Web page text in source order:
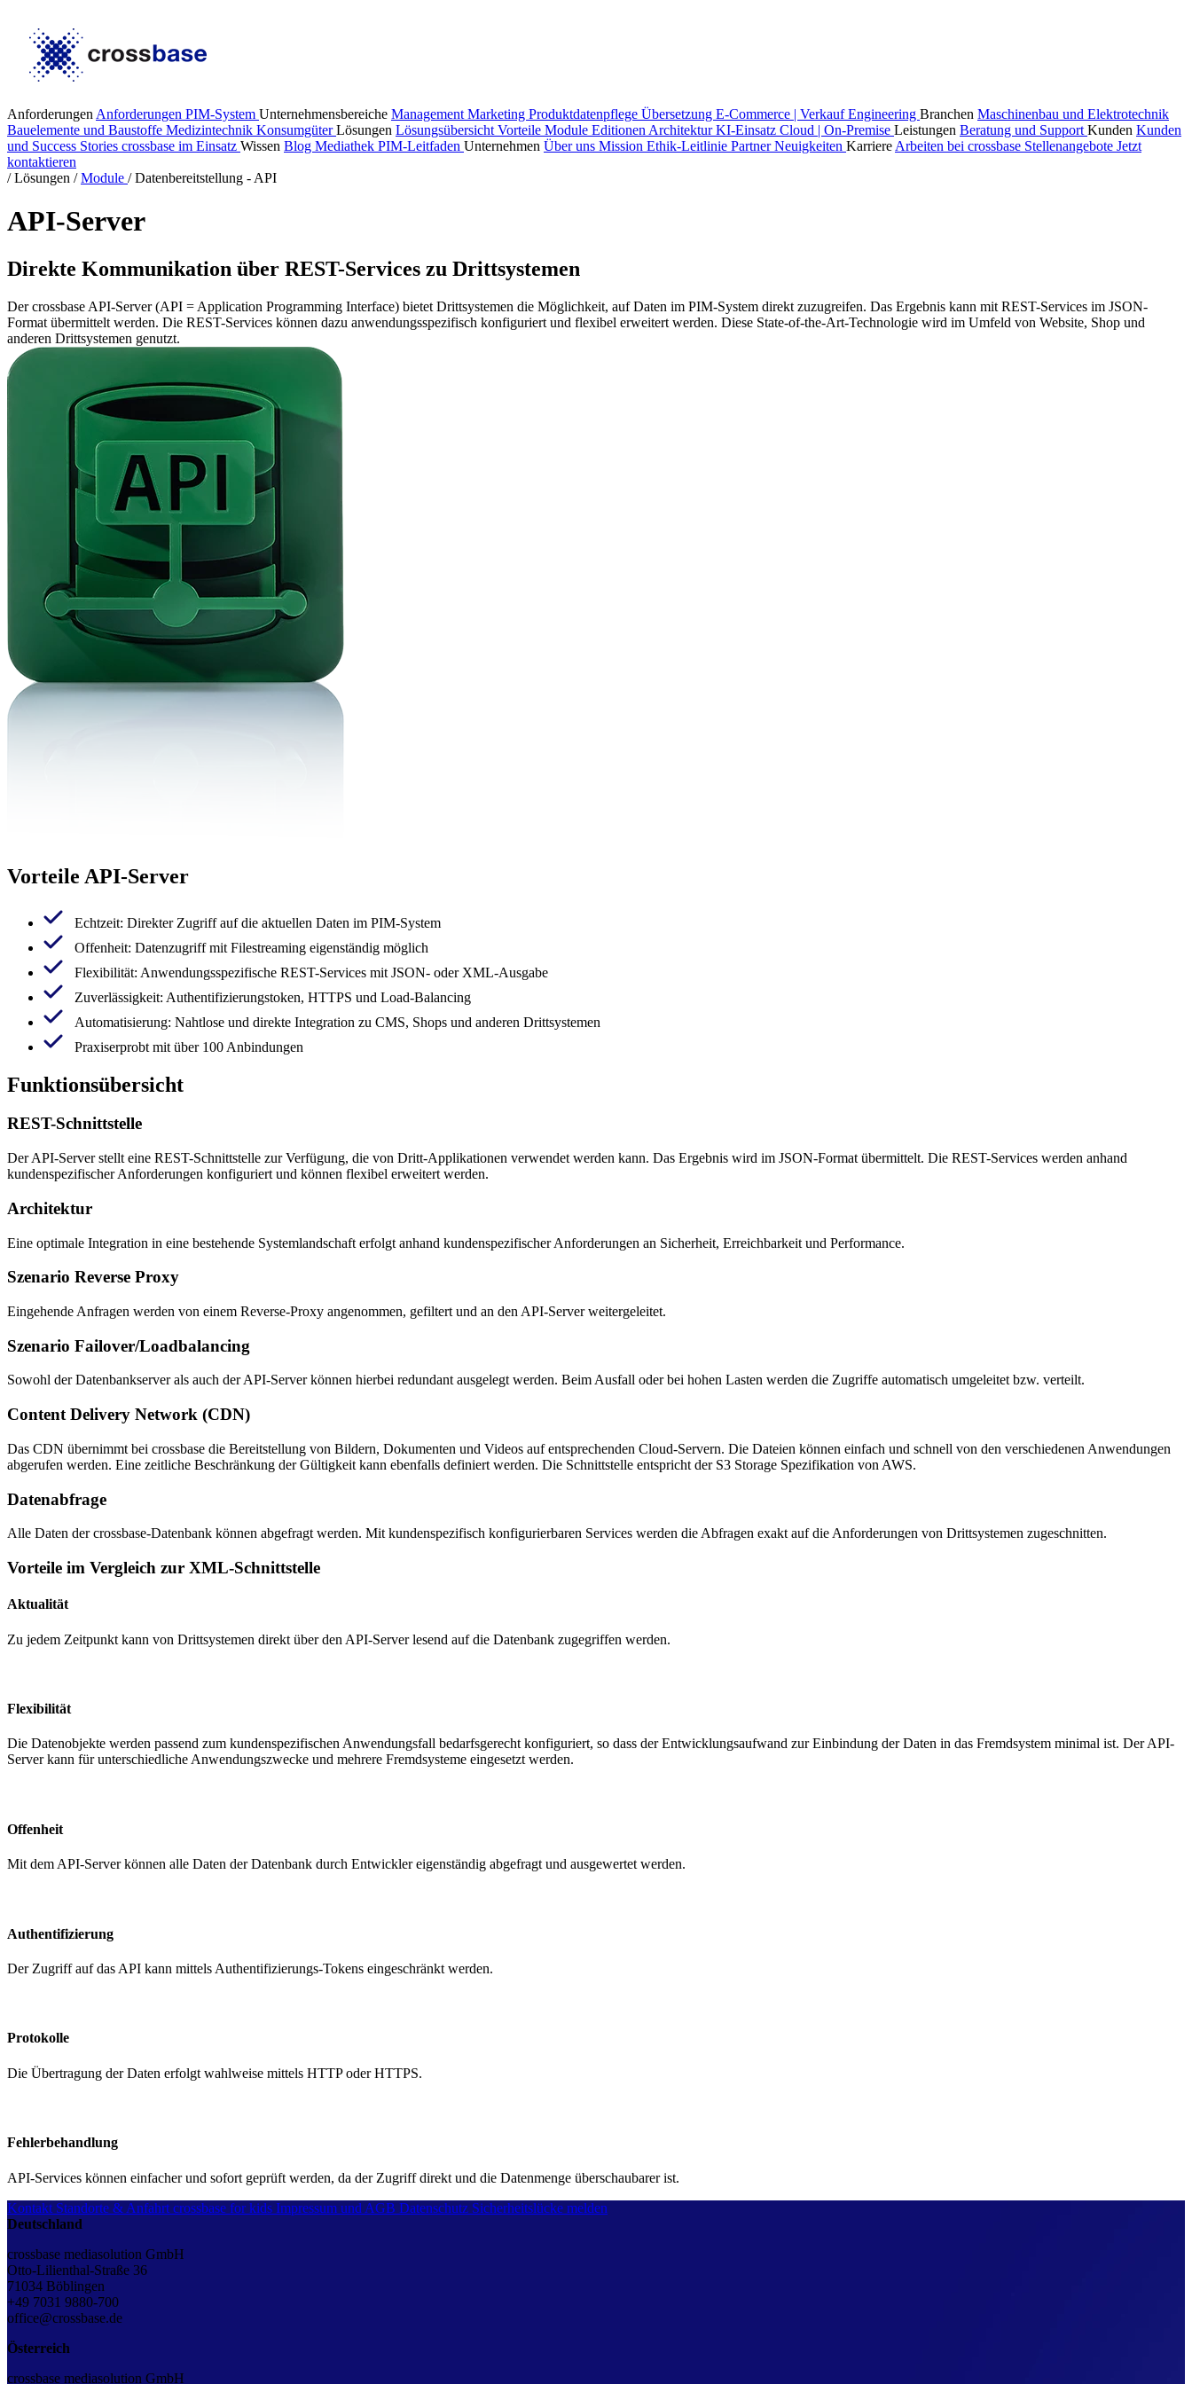
Anforderungen Anforderungen PIM-System Unternehmensbereiche Management Marketing Produktdatenpflege Übersetzung E-Commerce | VerkaufEngineering Branchen Maschinenbau und Elektrotechnik
Bauelemente und Baustoffe Medizintechnik KonsumgüterLösungen Lösungsübersicht Vorteile Module Editionen ArchitekturKI-Einsatz Cloud | On-Premise Leistungen Beratung und Support Kunden Kunden
und Success Stories crossbase im Einsatz Wissen Blog Mediathek PIM-Leitfaden Unternehmen Über uns Mission Ethik-Leitlinie PartnerNeuigkeiten Karriere Arbeiten bei crossbase Stellenangebote Jetzt
kontaktieren
/ Lösungen / Module / Datenbereitstellung - API
API-Server
Direkte Kommunikation über REST-Services zu Drittsystemen
Der crossbase API-Server (API = Application Programming Interface) bietet Drittsystemen die Möglichkeit, auf Daten im PIM-System direkt zuzugreifen. Das Ergebnis kann mit REST-Services im JSON-
Format übermittelt werden. Die REST-Services können dazu anwendungsspezifisch konfiguriert und flexibel erweitert werden. Diese State-of-the-Art-Technologie wird im Umfeld von Website, Shop und
anderen Drittsystemen genutzt.
Vorteile API-Server
Echtzeit: Direkter Zugriff auf die aktuellen Daten im PIM-System
Offenheit: Datenzugriff mit Filestreaming eigenständig möglich
Flexibilität: Anwendungsspezifische REST-Services mit JSON- oder XML-Ausgabe
Zuverlässigkeit: Authentifizierungstoken, HTTPS und Load-Balancing
Automatisierung: Nahtlose und direkte Integration zu CMS, Shops und anderen Drittsystemen
Praxiserprobt mit über 100 Anbindungen
Funktionsübersicht
REST-Schnittstelle
Der API-Server stellt eine REST-Schnittstelle zur Verfügung, die von Dritt-Applikationen verwendet werden kann. Das Ergebnis wird im JSON-Format übermittelt. Die REST-Services werden anhand
kundenspezifischer Anforderungen konfiguriert und können flexibel erweitert werden.
Architektur
Eine optimale Integration in eine bestehende Systemlandschaft erfolgt anhand kundenspezifischer Anforderungen an Sicherheit, Erreichbarkeit und Performance.
Szenario Reverse Proxy
Eingehende Anfragen werden von einem Reverse-Proxy angenommen, gefiltert und an den API-Server weitergeleitet.
Szenario Failover/Loadbalancing
Sowohl der Datenbankserver als auch der API-Server können hierbei redundant ausgelegt werden. Beim Ausfall oder bei hohen Lasten werden die Zugriffe automatisch umgeleitet bzw. verteilt.
Content Delivery Network (CDN)
Das CDN übernimmt bei crossbase die Bereitstellung von Bildern, Dokumenten und Videos auf entsprechenden Cloud-Servern. Die Dateien können einfach und schnell von den verschiedenen Anwendungen
abgerufen werden. Eine zeitliche Beschränkung der Gültigkeit kann ebenfalls definiert werden. Die Schnittstelle entspricht der S3 Storage Spezifikation von AWS.
Datenabfrage
Alle Daten der crossbase-Datenbank können abgefragt werden. Mit kundenspezifisch konfigurierbaren Services werden die Abfragen exakt auf die Anforderungen von Drittsystemen zugeschnitten.
Vorteile im Vergleich zur XML-Schnittstelle
Aktualität
Zu jedem Zeitpunkt kann von Drittsystemen direkt über den API-Server lesend auf die Datenbank zugegriffen werden.
Flexibilität
Die Datenobjekte werden passend zum kundenspezifischen Anwendungsfall bedarfsgerecht konfiguriert, so dass der Entwicklungsaufwand zur Einbindung der Daten in das Fremdsystem minimal ist. Der API-
Server kann für unterschiedliche Anwendungszwecke und mehrere Fremdsysteme eingesetzt werden.
Offenheit
Mit dem API-Server können alle Daten der Datenbank durch Entwickler eigenständig abgefragt und ausgewertet werden.
Authentifizierung
Der Zugriff auf das API kann mittels Authentifizierungs-Tokens eingeschränkt werden.
Protokolle
Die Übertragung der Daten erfolgt wahlweise mittels HTTP oder HTTPS.
Fehlerbehandlung
API-Services können einfacher und sofort geprüft werden, da der Zugriff direkt und die Datenmenge überschaubarer ist.
Kontakt Standorte & Anfahrt crossbase for kids Impressum und AGB Datenschutz Sicherheitslücke melden
Deutschland
crossbase mediasolution GmbH
Otto-Lilienthal-Straße 36
71034 Böblingen
+49 7031 9880-700
office@crossbase.de
Österreich
crossbase mediasolution GmbH